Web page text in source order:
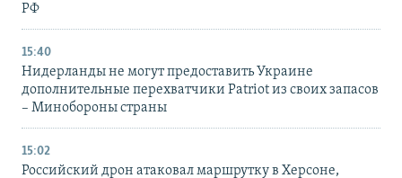
РФ
15:40
Нидерланды не могут предоставить Украине
дополнительные перехватчики Patriot из своих запасов
– Минобороны страны
15:02
Российский дрон атаковал маршрутку в Херсоне,